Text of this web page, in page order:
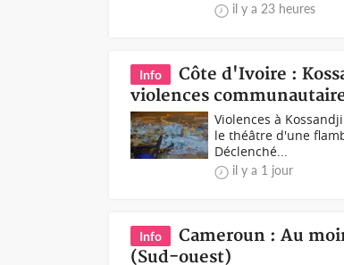
il y a 23 heures
Info
Côte d'Ivoire :
violences
Violences à
le théâtre d'une
Déclenché...
il y a 1 jour
Info
Cameroun : Au
(Sud-ouest)